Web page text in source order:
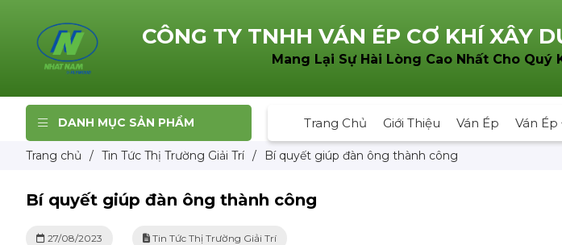
CÔNG TY TNHH VÁN ÉP CƠ KHÍ XÂY
Mang Lại Sự Hài Lòng Cao Nhất Cho Quý
DANH MỤC SẢN PHẨM Trang Chủ Giới Thiệu Ván Ép Ván
Trang chủ / Tin Tức Thị Trường Giải Trí / Bí quyết giúp đàn ông thành công
Bí quyết giúp đàn ông thành công
27/08/2023 Tin Tức Thị Trường Giải Trí